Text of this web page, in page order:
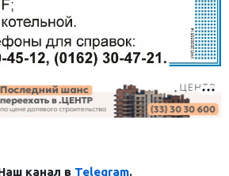
канал в Telegram.